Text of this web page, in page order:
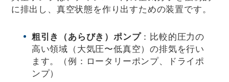
に排出し、真空状態を作り出すための装置です。
粗引き（あらびき）ポンプ：比較的圧力の
高い領域（大気圧〜低真空）の排気を行い
ます。（例：ロータリーポンプ、ドライポ
ンプ）